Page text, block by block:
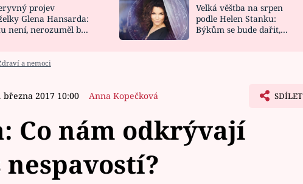
VAŘENÍ
NOVINKY
VIDEORECEPTY
projev
Glena Hansarda:
není, nerozuměl by
Velká věštba na srpen
podle Helen Stanku:
Býkům se bude dařit,
a nemoci
března 2017 10:00 Anna Kopečková SDÍLET
Co nám odkrývají